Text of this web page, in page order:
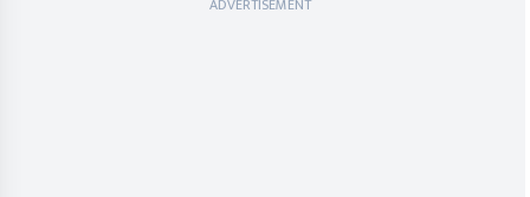
ADVERTISEMENT